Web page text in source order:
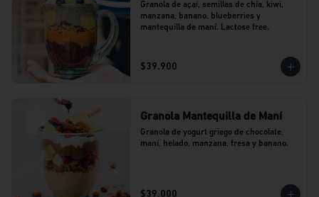
Granola de açaí, semillas de chía, kiwi,
manzana, banano, blueberries y
mantequilla de maní. Lactose free.
$39.900
Granola Mantequilla de Maní
Granola de yogurt griego de chocolate,
maní, helado, manzana, fresa y banano.
$39.000